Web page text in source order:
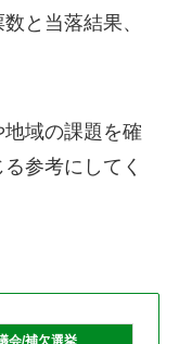
と当落結果、
域の課題を確
参考にしてく
会/補欠選挙